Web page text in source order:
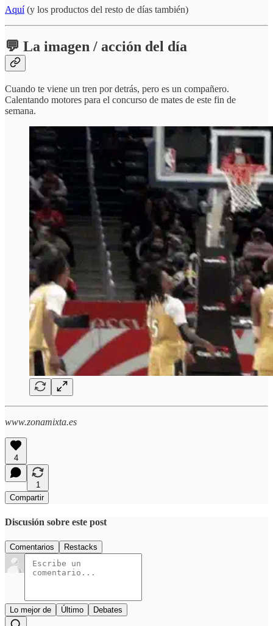
Aquí (y los productos del resto de días también)
💬 La imagen / acción del día
Cuando te viene un tren por detrás, pero es un compañero.
Calentando motores para el concurso de mates de este fin de
semana.
www.zonamixta.es
4
1
Compartir
Discusión sobre este post
Comentarios Restacks
Lo mejor de Último Debates